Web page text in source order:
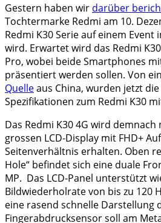
Gestern haben wir darüber
Tochtermarke Redmi am 10.
Redmi K30 Serie auf einem
wird. Erwartet wird das Redmi
Pro, wobei beide Smartphones
präsentiert werden sollen. Von
Quelleaus China, wurden jetzt
Spezifikationen zum Redmi K30
Das Redmi K30 4G wird demnach
grossen LCD-Display mit FHD+
Seitenverhältnis erhalten. Oben
Hole“ befindet sich eine duale
MP. Das LCD-Panel unterstützt
Bildwiederholrate von bis zu 120
eine rasend schnelle Darstellung
Fingerabdrucksensor soll am